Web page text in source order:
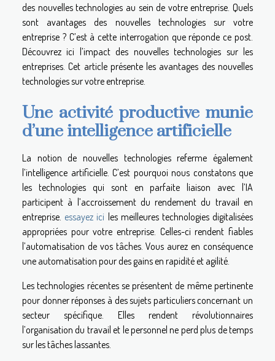
des nouvelles technologies au sein de votre entreprise. Quels
sont avantages des nouvelles technologies sur votre
entreprise ? C’est à cette interrogation que réponde ce post.
Découvrez ici l’impact des nouvelles technologies sur les
entreprises. Cet article présente les avantages des nouvelles
technologies sur votre entreprise.
Une activité productive munie
d’une intelligence artificielle
La notion de nouvelles technologies referme également
l’intelligence artificielle. C’est pourquoi nous constatons que
les technologies qui sont en parfaite liaison avec l’IA
participent à l’accroissement du rendement du travail en
entreprise. essayez ici les meilleures technologies digitalisées
appropriées pour votre entreprise. Celles-ci rendent fiables
l’automatisation de vos tâches. Vous aurez en conséquence
une automatisation pour des gains en rapidité et agilité.
Les technologies récentes se présentent de même pertinente
pour donner réponses à des sujets particuliers concernant un
secteur spécifique. Elles rendent révolutionnaires
l’organisation du travail et le personnel ne perd plus de temps
sur les tâches lassantes.